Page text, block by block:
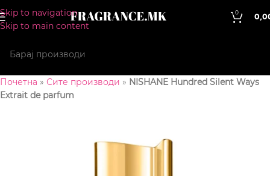
Skip to navigation
Skip to main content
0
Почетна » Сите производи » NISHANE Hundred Silent Ways
Extrait de parfum